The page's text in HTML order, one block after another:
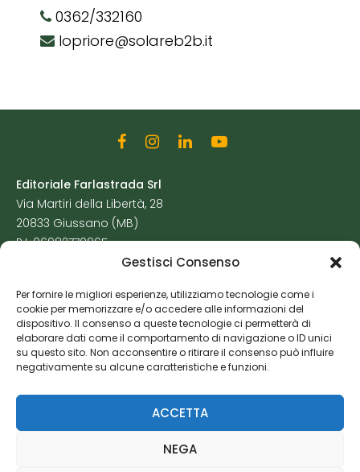
Gestisci Consenso
Per fornire le migliori esperienze, utilizziamo tecnologie come i
cookie per memorizzare e/o accedere alle informazioni del
dispositivo. Il consenso a queste tecnologie ci permetterà di
elaborare dati come il comportamento di navigazione o ID unici
su questo sito. Non acconsentire o ritirare il consenso può influire
negativamente su alcune caratteristiche e funzioni.
ACCETTA
NEGA
0362/332160
lopriore@solareb2b.it
Editoriale Farlastrada Srl
Via Martiri della Libertà, 28
20833 Giussano (MB)
P.I. 06982770965
Cookie Policy
Risorse Aggiuntive